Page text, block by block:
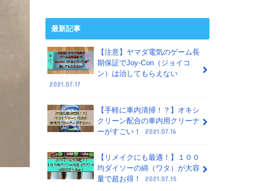
最新記事
【注意】ヤマダ電気のゲーム長
期保証でJoy-Con（ジョイコ
ン）は治してもらえない
2021.07.17
【手軽に車内清掃！？】オキシ
クリーン配合の車内用クリーナ
ーがすごい！
2021.07.16
【リメイクにも最適！】１００
均ダイソーの綿（ワタ）が大容
量で超お得！
2021.07.15